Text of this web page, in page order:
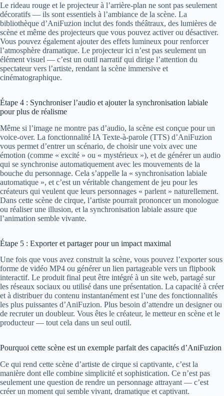
Le rideau rouge et le projecteur à l’arrière-plan ne sont pas seulement
décoratifs — ils sont essentiels à l’ambiance de la scène. La
bibliothèque d’AniFuzion inclut des fonds théâtraux, des lumières de
scène et même des projecteurs que vous pouvez activer ou désactiver.
Vous pouvez également ajouter des effets lumineux pour renforcer
l’atmosphère dramatique. Le projecteur ici n’est pas seulement un
élément visuel — c’est un outil narratif qui dirige l’attention du
spectateur vers l’artiste, rendant la scène immersive et
cinématographique.
Étape 4 : Synchroniser l’audio et ajouter la synchronisation labiale
pour plus de réalisme
Même si l’image ne montre pas d’audio, la scène est conçue pour un
voice-over. La fonctionnalité IA Texte-à-parole (TTS) d’AniFuzion
vous permet d’entrer un scénario, de choisir une voix avec une
émotion (comme « excité » ou « mystérieux »), et de générer un audio
qui se synchronise automatiquement avec les mouvements de la
bouche du personnage. Cela s’appelle la « synchronisation labiale
automatique », et c’est un véritable changement de jeu pour les
créateurs qui veulent que leurs personnages « parlent » naturellement.
Dans cette scène de cirque, l’artiste pourrait prononcer un monologue
ou réaliser une illusion, et la synchronisation labiale assure que
l’animation semble vivante.
Étape 5 : Exporter et partager pour un impact maximal
Une fois que vous avez construit la scène, vous pouvez l’exporter sous
forme de vidéo MP4 ou générer un lien partageable vers un flipbook
interactif. Le produit final peut être intégré à un site web, partagé sur
les réseaux sociaux ou utilisé dans une présentation. La capacité à créer
et à distribuer du contenu instantanément est l’une des fonctionnalités
les plus puissantes d’AniFuzion. Plus besoin d’attendre un designer ou
de recruter un doubleur. Vous êtes le créateur, le metteur en scène et le
producteur — tout cela dans un seul outil.
Pourquoi cette scène est un exemple parfait des capacités d’AniFuzion
Ce qui rend cette scène d’artiste de cirque si captivante, c’est la
manière dont elle combine simplicité et sophistication. Ce n’est pas
seulement une question de rendre un personnage attrayant — c’est
créer un moment qui semble vivant, dramatique et captivant.